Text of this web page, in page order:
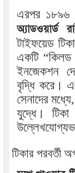
এরপর ১৮৯৬
অ্যাডওয়ার্ড
টাইফয়েড
একটি “কিলড
ইনজেকশন
বৃদ্ধি করে।
সেনাদের
যুদ্ধে। টিকা
টিকার পরবর্তী